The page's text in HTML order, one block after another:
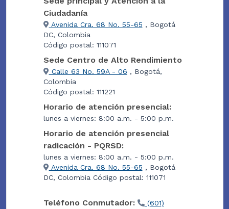
Ciudadanía
Avenida Cra. 68 No. 55-65 , Bogotá
DC, Colombia
Código postal: 111071
Sede Centro de Alto Rendimiento
Calle 63 No. 59A - 06 , Bogotá,
Colombia
Código postal: 111221
Horario de atención presencial:
lunes a viernes: 8:00 a.m. - 5:00 p.m.
Horario de atención presencial
radicación - PQRSD:
lunes a viernes: 8:00 a.m. - 5:00 p.m.
Avenida Cra. 68 No. 55-65 , Bogotá
DC, Colombia Código postal: 111071
Teléfono Conmutador:
(601)